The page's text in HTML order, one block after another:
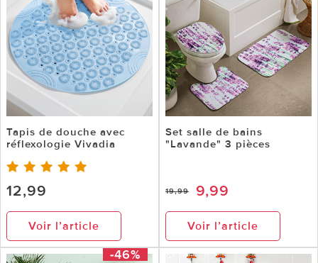
Tapis de douche avec
réflexologie Vivadia
12,99
Voir l’article
Set salle de bains
"Lavande" 3 pièces
19,99 9,99
Voir l’article
-46%